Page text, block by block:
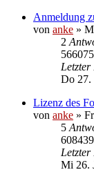
Anmeldung
von anke »
2
566075
Do 27.
Lizenz des
von anke »
5
608439
Mi 26.